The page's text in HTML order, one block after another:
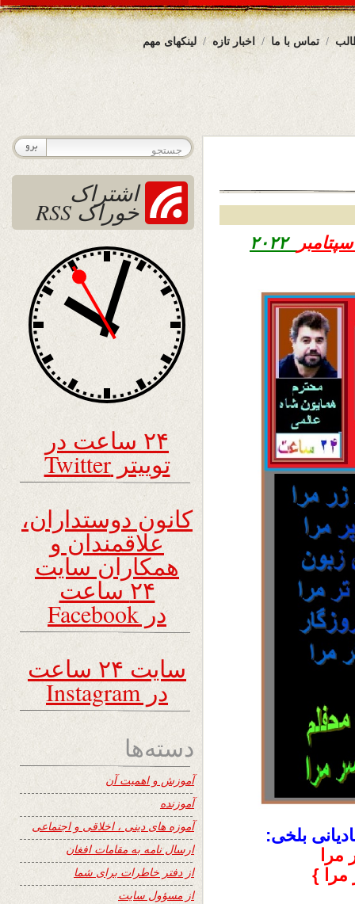
لینکهای مهم اخبار تازه تماس با ما
۲۰۲۲
بلخی:
مرا }
اشتراک
خوراک RSS
۲۴ ساعت در
توییتر Twitter
کانون دوستداران،
علاقمندان و
همکاران سایت
۲۴ ساعت
در Facebook
سایت ۲۴ ساعت
در Instagram
دسته‌ها
آموزش و اهمیت آن
آموزنده
آموزه های دینی ، اخلاقی و اجتماعی
ارسال نامه به مقامات افغان
از دفتر خاطرات برای شما
از مسؤول سایت